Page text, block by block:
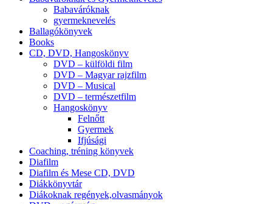
Babaváróknak
gyermeknevelés
Ballagókönyvek
Books
CD, DVD, Hangoskönyv
DVD – külföldi film
DVD – Magyar rajzfilm
DVD – Musical
DVD – természetfilm
Hangoskönyv
Felnőtt
Gyermek
Ifjúsági
Coaching, tréning könyvek
Diafilm
Diafilm és Mese CD, DVD
Diákkönyvtár
Diákoknak regények,olvasmányok